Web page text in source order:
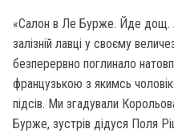
«Салон в Ле Бурже. Йде дощ.
залізній лавці у своєму
безперервно поглинало
французькою з якимсь
підсів. Ми згадували
Бурже, зустрів дідуся Поля